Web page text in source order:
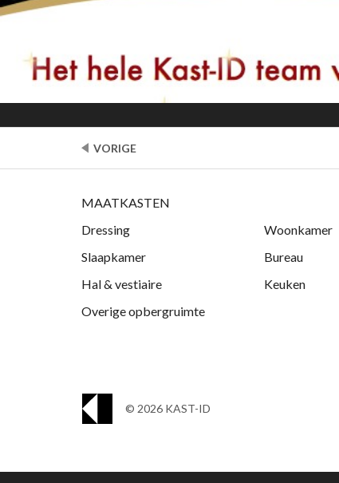
VORIGE
MAATKASTEN
Dressing
Woonkamer
Slaapkamer
Bureau
Hal & vestiaire
Keuken
Overige opbergruimte
© 2026 KAST-ID